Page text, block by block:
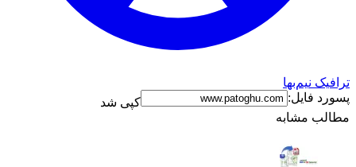
ترافیک نیم‌بها
پسورد فایل:
کپی شد
مطالب مشابه